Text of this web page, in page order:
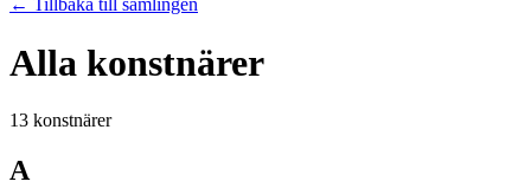
← Tillbaka till samlingen
Alla konstnärer
13 konstnärer
A